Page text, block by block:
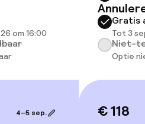
kamers beschikbaar
kamers beschikbaar
om 16:00
4–5 sep.
Gratis
Tot 3
Niet-
Optie
€ 118